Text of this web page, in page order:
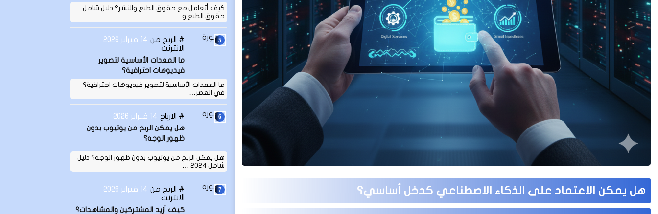
هل يمكن الاعتماد على الذكاء الاصطناعي كدخل أساسي؟
كيف أتعامل مع حقوق الطبع والنشر؟ دليل شامل
حقوق الطبع و…
الربح من
الانترنت
14 فبراير 2026
ما المعدات الأساسية لتصوير
فيديوهات احترافية؟
ما المعدات الأساسية لتصوير فيديوهات احترافية؟
في العصر…
الارباح 14 فبراير 2026
هل يمكن الربح من يوتيوب بدون
ظهور الوجه؟
هل يمكن الربح من يوتيوب بدون ظهور الوجه؟ دليل
شامل 2024 …
الربح من
الانترنت
14 فبراير 2026
كيف أزيد المشتركين والمشاهدات؟